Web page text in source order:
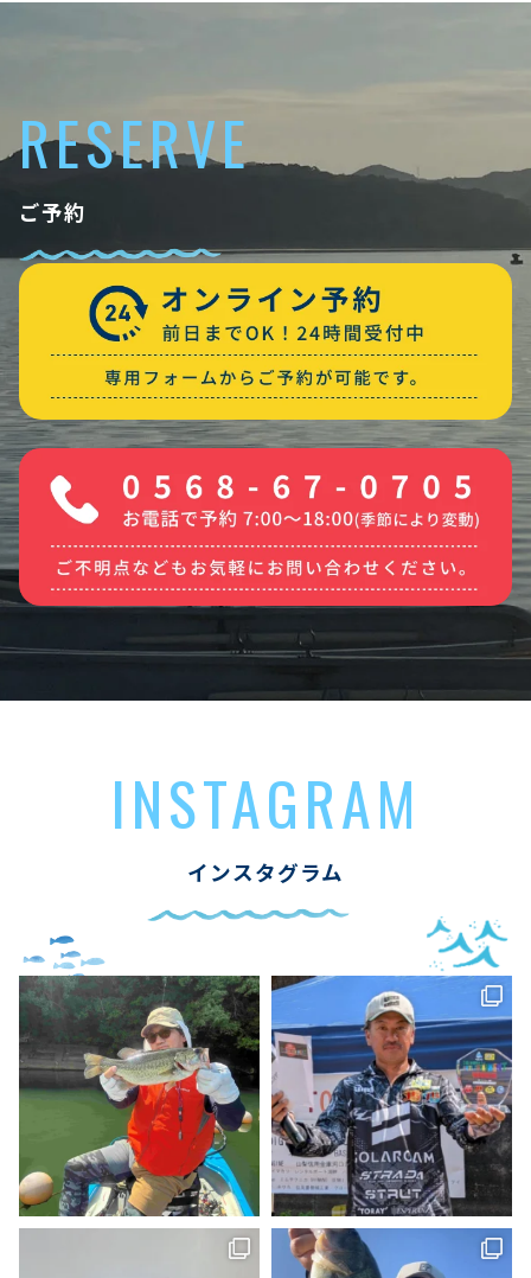
RESERVE
ご予約
INSTAGRAM
インスタグラム